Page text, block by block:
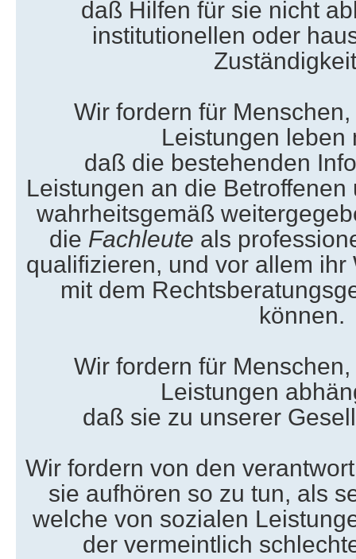
daß Hilfen für sie nicht
institutionellen oder
Wir fordern für
Leistungen leben
daß die bestehenden
Leistungen an die
wahrheitsgemäß
die Fachleute als
qualifizieren, und vor allem
mit dem
können.
Wir fordern für
Leistungen
daß sie zu unserer
Wir fordern von den
sie aufhören so zu tun, als
welche von sozialen
der vermeintlich